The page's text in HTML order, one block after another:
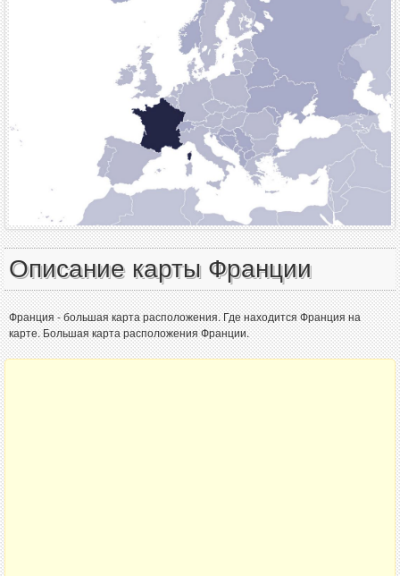
Описание карты Франции
Франция - большая карта расположения. Где находится Франция на
карте. Большая карта расположения Франции.